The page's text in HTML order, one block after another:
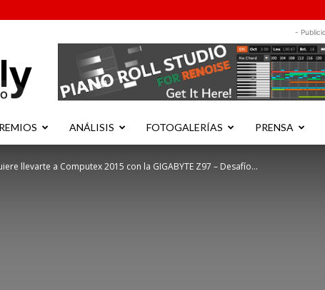
-
ANÁLISIS FOTOGALERÍAS PRENSA
llevarte a Computex 2015 con la GIGABYTE Z97 – Desafío...